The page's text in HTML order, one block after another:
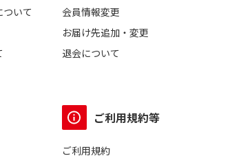
いて
会員情報変更
お届け先追加・変更
退会について
ご利用規約等
ご利用規約